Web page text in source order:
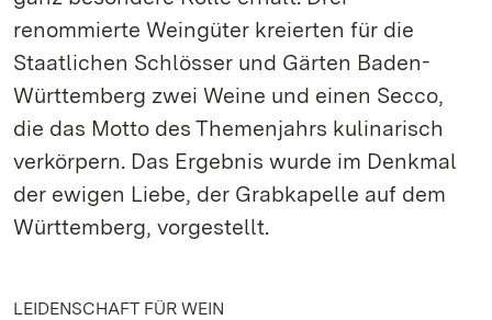
renommierte Weingüter kreierten für die
Staatlichen Schlösser und Gärten Baden-
Württemberg zwei Weine und einen Secco,
die das Motto des Themenjahrs kulinarisch
verkörpern. Das Ergebnis wurde im Denkmal
der ewigen Liebe, der Grabkapelle auf dem
Württemberg, vorgestellt.
LEIDENSCHAFT FÜR WEIN